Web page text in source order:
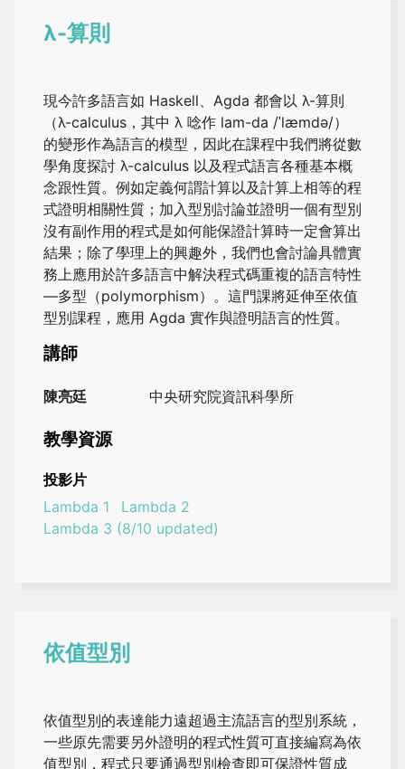
λ-算則
現今許多語言如 Haskell、Agda 都會以 λ-算則
（λ-calculus，其中 λ 唸作 lam-da /ˈlæmdə/）
的變形作為語言的模型，因此在課程中我們將從數
學角度探討 λ-calculus 以及程式語言各種基本概
念跟性質。例如定義何謂計算以及計算上相等的程
式證明相關性質；加入型別討論並證明一個有型別
沒有副作用的程式是如何能保證計算時一定會算出
結果；除了學理上的興趣外，我們也會討論具體實
務上應用於許多語言中解決程式碼重複的語言特性
—多型（polymorphism）。這門課將延伸至依值
型別課程，應用 Agda 實作與證明語言的性質。
講師
陳亮廷 中央研究院資訊科學所
教學資源
投影片
Lambda 1
Lambda 2
Lambda 3 (8/10 updated)
依值型別
依值型別的表達能力遠超過主流語言的型別系統，
一些原先需要另外證明的程式性質可直接編寫為依
值型別，程式只要通過型別檢查即可保證性質成